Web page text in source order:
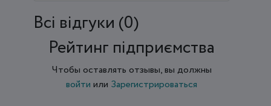
Всi відгуки (0)
Рейтинг підприємства
Чтобы оставлять отзывы, вы должны
войти или Зарегистрироваться